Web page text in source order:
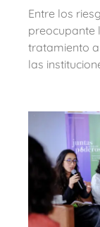
Entre los
preocupante
tratamiento
las